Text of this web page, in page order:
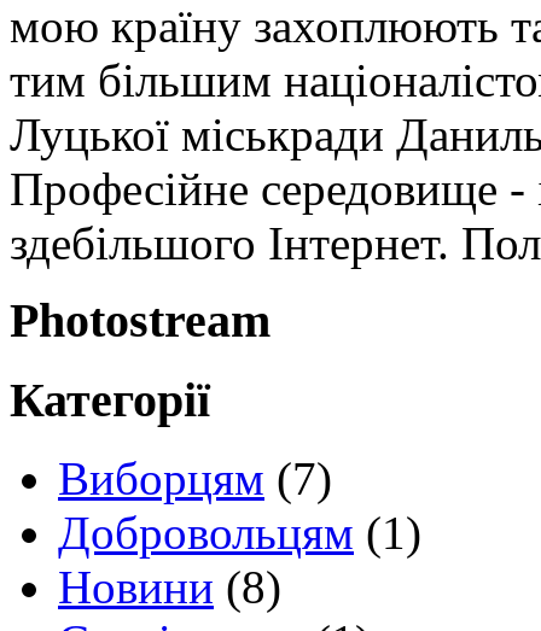
мою країну захоплюють
тим більшим
Луцької міськради
Професійне середовище -
здебільшого Інтернет.
Photostream
Категорії
Виборцям (7)
Добровольцям (1)
Новини (8)